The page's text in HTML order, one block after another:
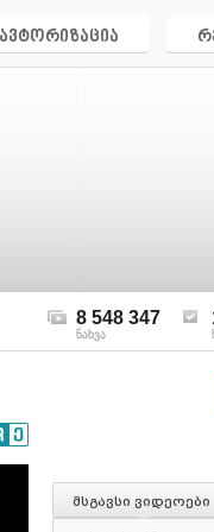
ავტორიზაცია
8 548 347
ნახვა
მსგავსი ვიდეოები